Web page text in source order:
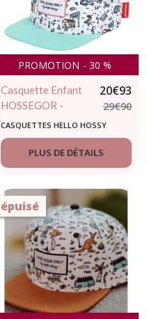
PROMOTION - 30 %
Casquette Enfant
HOSSEGOR -
HELLO HOSSY
20€93
29€90
CASQUETTES HELLO HOSSY
PLUS DE DÉTAILS
épuisé